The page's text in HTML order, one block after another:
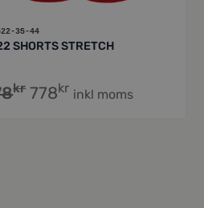
35-44
SHORTS STRETCH
kr 778kr inkl moms